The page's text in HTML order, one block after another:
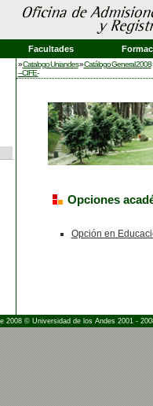
Facultades
»Catalogo Uniandes»Catálogo General 2008
–CIFE-
Opciones
Opción en
2008 © Universidad de los Andes 2001 -